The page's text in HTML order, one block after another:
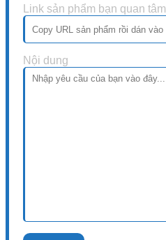
Link sản phẩm bạn quan tâm
Nội dung